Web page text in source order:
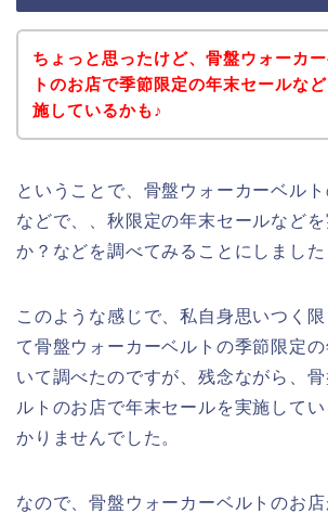
ちょっと思ったけど、骨盤ウォーカ
トのお店で季節限定の年末セールな
施しているかも♪
ということで、骨盤ウォーカーベル
などで、、秋限定の年末セールなど
か？などを調べてみることにしました
このような感じで、私自身思いつく
て骨盤ウォーカーベルトの季節限定
いて調べたのですが、残念ながら、
ルトのお店で年末セールを実施して
かりませんでした。
なので、骨盤ウォーカーベルトのお